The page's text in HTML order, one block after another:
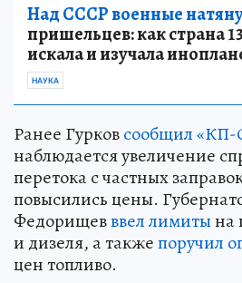
Над СССР военные
пришельцев: как страна
искала и изучала
НАУКА
Ранее Гурковсообщил «КП-
наблюдается увеличение
перетока с частных
повысились цены.
Федорищевввел лимитына
и дизеля, а такжепоручил
цен топливо.